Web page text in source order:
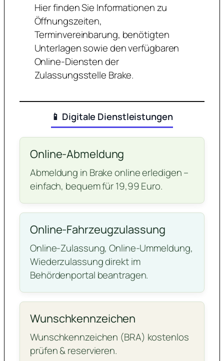
Hier finden Sie Informationen zu
Öffnungszeiten,
Terminvereinbarung, benötigten
Unterlagen sowie den verfügbaren
Online-Diensten der
Zulassungsstelle Brake.
📱 Digitale Dienstleistungen
Online-Abmeldung
Abmeldung in Brake online erledigen –
einfach, bequem für 19,99 Euro.
Online-Fahrzeugzulassung
Online-Zulassung, Online-Ummeldung,
Wiederzulassung direkt im
Behördenportal beantragen.
Wunschkennzeichen
Wunschkennzeichen (BRA) kostenlos
prüfen & reservieren.